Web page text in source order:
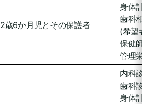
2歳6か月児とその保護者
身体計測
歯科相談
(希望者
保健師・
管理栄
内科診察
歯科診察
身体計測